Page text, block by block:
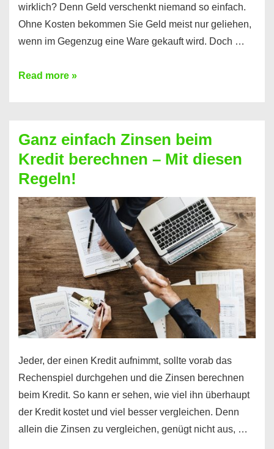
wirklich? Denn Geld verschenkt niemand so einfach.
Ohne Kosten bekommen Sie Geld meist nur geliehen,
wenn im Gegenzug eine Ware gekauft wird. Doch …
Einen
bekommen?
So
ist
es
möglich!
Read more »
Ganz einfach Zinsen beim
Kredit berechnen – Mit diesen
Regeln!
Jeder, der einen Kredit aufnimmt, sollte vorab das
Rechenspiel durchgehen und die Zinsen berechnen
beim Kredit. So kann er sehen, wie viel ihn überhaupt
der Kredit kostet und viel besser vergleichen. Denn
allein die Zinsen zu vergleichen, genügt nicht aus, …